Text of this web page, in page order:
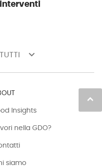
keyboard_arrow_down
keyboard_arrow_up
Insights
nella GDO?
siamo